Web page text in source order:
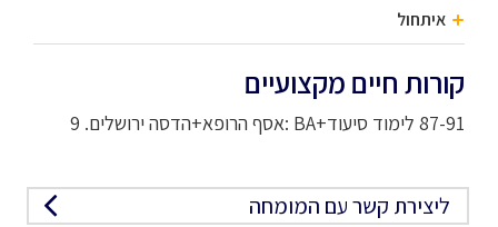
איתחול
קורות חיים מקצועיים
87-91 לימוד סיעוד+BA :אסף הרופא+הדסה ירושלים. 9
ליצירת קשר עם המומחה